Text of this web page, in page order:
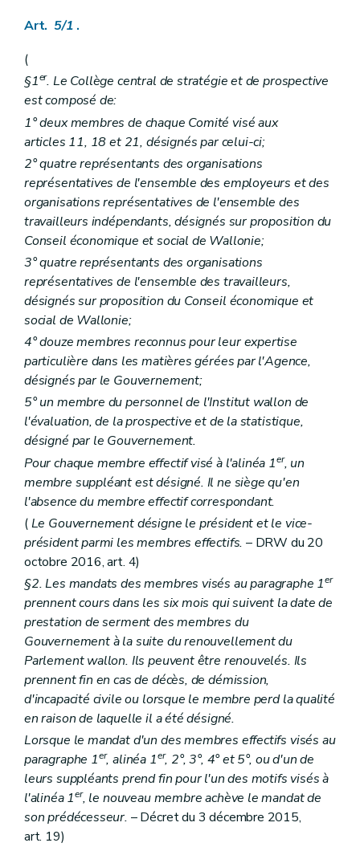
Art. 248
Art. 249
Art. 251
Art. 252
Chapitre V Contrôle et sanctions
Section 1re
Contrôle
Art. 253
Art. 254
Art. 255
Art. 256
Art. 257
Section 2 Sanctions
Sous-section 1
re
Retrait, suspension
Art. 258
Art. 259
Sous-section 2
Art. 260
Livre IV Intégration des personnes handicapées
Titre 1 er
Dispositif général
Chapitre Ier
Principes directeurs
Section 1re
Principes généraux
Art. 261
Art. 262
Art. 263
Art. 264
Section 2 Mesures de prévention
Art. 265
Section 3 Mesures d'adaptation
Art. 266
Section 4 Mesures d'intégration
Art. 267
Art. 268
Art. 269
Art. 270
Chapitre II (Des bénéficiaires, agréments et subventions dans le cadre de la politique d'intégration des personnes handicapées
Section 1 re
(...)
Art. 271
Art. 272
Section...
(...)
Art. 273
Art. 274
Section1 re
Bénéficiaires
Art. 275
Art. 276
Art. 277
Art. 278
Art. 279
Art. 280
Art. 5/1 .
(
§1er. Le Collège central de stratégie et de prospective
est composé de:
1° deux membres de chaque Comité visé aux
articles 11, 18 et 21, désignés par celui-ci;
2° quatre représentants des organisations
représentatives de l'ensemble des employeurs et des
organisations représentatives de l'ensemble des
travailleurs indépendants, désignés sur proposition du
Conseil économique et social de Wallonie;
3° quatre représentants des organisations
représentatives de l'ensemble des travailleurs,
désignés sur proposition du Conseil économique et
social de Wallonie;
4° douze membres reconnus pour leur expertise
particulière dans les matières gérées par l'Agence,
désignés par le Gouvernement;
5° un membre du personnel de l'Institut wallon de
l'évaluation, de la prospective et de la statistique,
désigné par le Gouvernement.
Pour chaque membre effectif visé à l'alinéa 1er, un
membre suppléant est désigné. Il ne siège qu'en
l'absence du membre effectif correspondant.
(Le Gouvernement désigne le président et le vice-
président parmi les membres effectifs. – DRW du 20
octobre 2016, art. 4)
§2. Les mandats des membres visés au paragraphe 1er
prennent cours dans les six mois qui suivent la date de
prestation de serment des membres du
Gouvernement à la suite du renouvellement du
Parlement wallon. Ils peuvent être renouvelés. Ils
prennent fin en cas de décès, de démission,
d'incapacité civile ou lorsque le membre perd la qualité
en raison de laquelle il a été désigné.
Lorsque le mandat d'un des membres effectifs visés au
paragraphe 1er, alinéa 1er, 2°, 3°, 4° et 5°, ou d'un de
leurs suppléants prend fin pour l'un des motifs visés à
l'alinéa 1er, le nouveau membre achève le mandat de
son prédécesseur. – Décret du 3 décembre 2015,
art. 19)